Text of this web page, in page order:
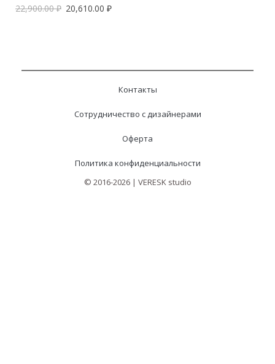
22,900.00₽ 20,610.00 ₽
Контакты
Сотрудничество с дизайнерами
Оферта
Политика конфиденциальности
© 2016-2026 | VERESK studio